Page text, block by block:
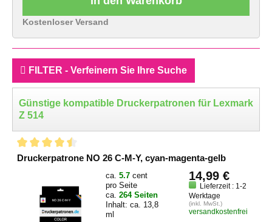
Kostenloser Versand
FILTER - Verfeinern Sie Ihre Suche
Günstige kompatible Druckerpatronen für Lexmark
Z 514
Druckerpatrone NO 26 C-M-Y, cyan-magenta-gelb
ca. 5.7 cent
pro Seite
ca. 264 Seiten
Inhalt: ca. 13,8
ml
14,99 €
Lieferzeit : 1-2
Werktage
(inkl. MwSt.)
versandkostenfrei